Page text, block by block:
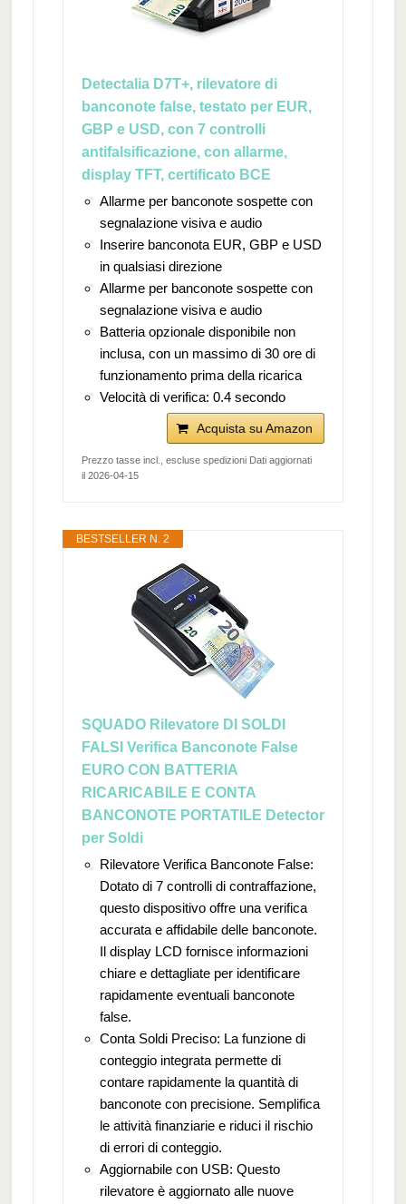
Detectalia D7T+, rilevatore di
banconote false, testato per EUR,
GBP e USD, con 7 controlli
antifalsificazione, con allarme,
display TFT, certificato BCE
Allarme per banconote sospette con
segnalazione visiva e audio
Inserire banconota EUR, GBP e USD
in qualsiasi direzione
Allarme per banconote sospette con
segnalazione visiva e audio
Batteria opzionale disponibile non
inclusa, con un massimo di 30 ore di
funzionamento prima della ricarica
Velocità di verifica: 0.4 secondo
Acquista su Amazon
Prezzo tasse incl., escluse spedizioni Dati aggiornati
il 2026-04-15
BESTSELLER N. 2
SQUADO Rilevatore DI SOLDI
FALSI Verifica Banconote False
EURO CON BATTERIA
RICARICABILE E CONTA
BANCONOTE PORTATILE Detector
per Soldi
Rilevatore Verifica Banconote False:
Dotato di 7 controlli di contraffazione,
questo dispositivo offre una verifica
accurata e affidabile delle banconote.
Il display LCD fornisce informazioni
chiare e dettagliate per identificare
rapidamente eventuali banconote
false.
Conta Soldi Preciso: La funzione di
conteggio integrata permette di
contare rapidamente la quantità di
banconote con precisione. Semplifica
le attività finanziarie e riduci il rischio
di errori di conteggio.
Aggiornabile con USB: Questo
rilevatore è aggiornato alle nuove